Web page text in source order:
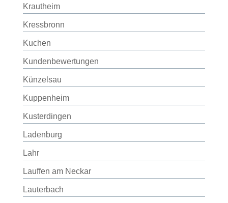
Krautheim
Kressbronn
Kuchen
Kundenbewertungen
Künzelsau
Kuppenheim
Kusterdingen
Ladenburg
Lahr
Lauffen am Neckar
Lauterbach